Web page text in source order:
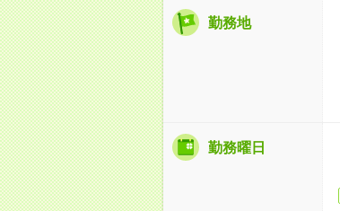
勤務地
勤務曜日